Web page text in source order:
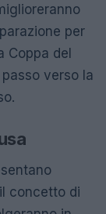
per
Coppa del
verso la
concetto di